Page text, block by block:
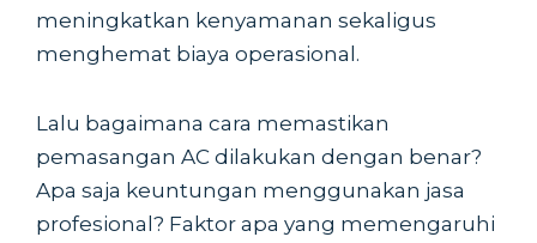
meningkatkan kenyamanan sekaligus
menghemat biaya operasional.
Lalu bagaimana cara memastikan
pemasangan AC dilakukan dengan benar?
Apa saja keuntungan menggunakan jasa
profesional? Faktor apa yang memengaruhi